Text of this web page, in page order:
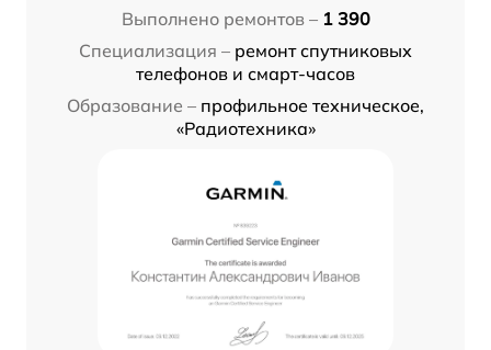
Выполнено ремонтов – 1 390
Специализация – ремонт спутниковых
телефонов и смарт-часов
Образование – профильное техническое,
«Радиотехника»